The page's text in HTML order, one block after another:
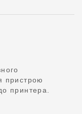
пристрою
принтера.